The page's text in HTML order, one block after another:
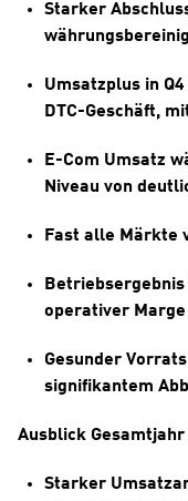
Starker
Umsatzplus in
DTC-Geschäft,
E-Com Umsatz
Niveau von
Fast alle Märkte
Betriebsergebnis
operativer
Gesunder
signifikantem
Ausblick Gesamtjahr
Starker